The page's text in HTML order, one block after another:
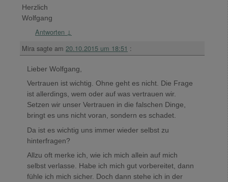
Herzlich
Wolfgang
Antworten ↓
Mira sagte am 20.10.2015 um 18:51 :
Lieber Wolfgang,
Vertrauen ist wichtig. Ohne geht es nicht. Die Frage
ist allerdings, wem oder auf was vertrauen wir.
Setzen wir unser Vertrauen in die falschen Dinge,
bringt es uns nicht voran, sondern es schadet.
Da ist es wichtig uns immer wieder selbst zu
hinterfragen?
Allzu oft merke ich, wie ich mich allein auf mich
selbst verlasse. Habe ich mich gut vorbereitet, dann
fühle ich mich sicher. Doch dann stehe ich in der